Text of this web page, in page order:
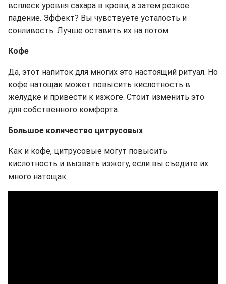
всплеск уровня сахара в крови, а затем резкое
падение. Эффект? Вы чувствуете усталость и
сонливость. Лучше оставить их на потом.
Кофе
Да, этот напиток для многих это настоящий ритуал. Но
кофе натощак может повысить кислотность в
желудке и привести к изжоге. Стоит изменить это
для собственного комфорта.
Большое количество цитрусовых
Как и кофе, цитрусовые могут повысить
кислотность и вызвать изжогу, если вы съедите их
много натощак.